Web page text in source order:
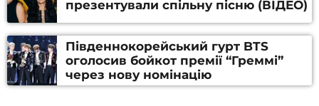
презентували спільну пісню (ВІДЕО)
Південнокорейський гурт BTS
оголосив бойкот премії “Греммі”
через нову номінацію